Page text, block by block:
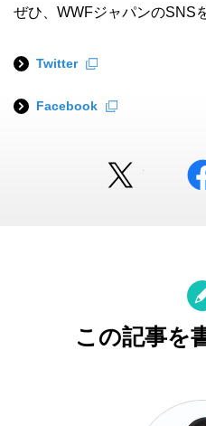
ぜひ、WWFジャパンのSNS
Twitter
Facebook
この記事を